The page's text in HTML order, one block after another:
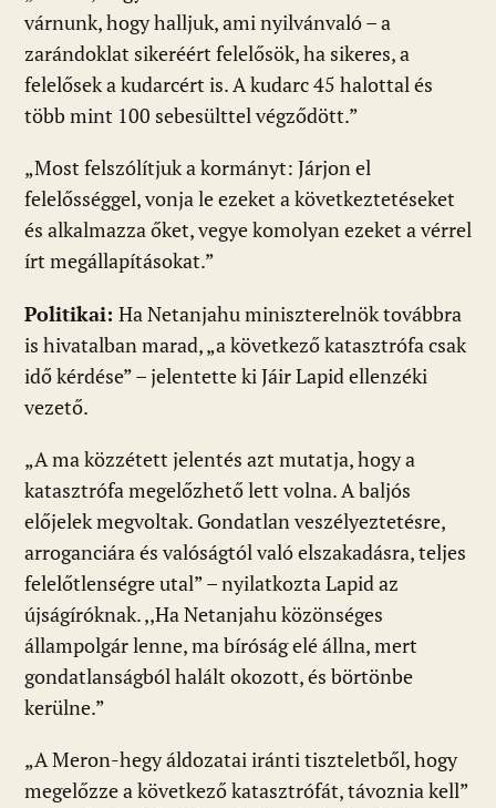
várnunk, hogy halljuk, ami nyilvánvaló – a
zarándoklat sikeréért felelősök, ha sikeres, a
felelősek a kudarcért is. A kudarc 45 halottal és
több mint 100 sebesülttel végződött.”
„Most felszólítjuk a kormányt: Járjon el
felelősséggel, vonja le ezeket a következtetéseket
és alkalmazza őket, vegye komolyan ezeket a vérrel
írt megállapításokat.”
Politikai: Ha Netanjahu miniszterelnök továbbra
is hivatalban marad, „a következő katasztrófa csak
idő kérdése” – jelentette ki Jáir Lapid ellenzéki
vezető.
„A ma közzétett jelentés azt mutatja, hogy a
katasztrófa megelőzhető lett volna. A baljós
előjelek megvoltak. Gondatlan veszélyeztetésre,
arroganciára és valóságtól való elszakadásra, teljes
felelőtlenségre utal” – nyilatkozta Lapid az
újságíróknak. ,,Ha Netanjahu közönséges
állampolgár lenne, ma bíróság elé állna, mert
gondatlanságból halált okozott, és börtönbe
kerülne.”
„A Meron-hegy áldozatai iránti tiszteletből, hogy
megelőzze a következő katasztrófát, távoznia kell”